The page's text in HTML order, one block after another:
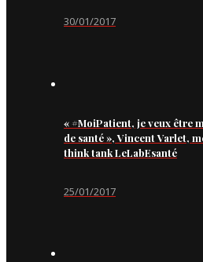
30/01/2017
« #MoiPatient, je veux être
de santé », Vincent Varlet,
think tank LeLabEsanté
25/01/2017